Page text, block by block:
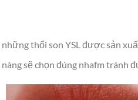
thổi son YSL được sản
sẽ chọn đúng nhafm